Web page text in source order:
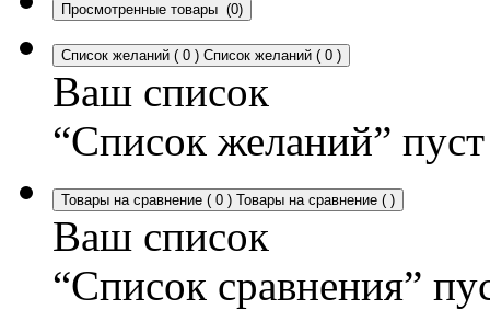
Просмотренные товары (0)
Список желаний ( 0 ) Список желаний ( 0 )
Ваш список
“Список желаний” пуст
Товары на сравнение ( 0 ) Товары на сравнение ( )
Ваш список
“Список сравнения”